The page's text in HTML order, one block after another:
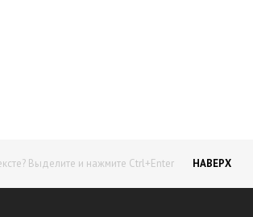
Выделите и нажмите Ctrl+Enter НАВЕРХ